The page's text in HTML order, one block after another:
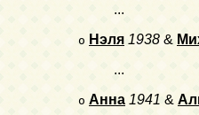
...
o Нэля 1938 &
...
o Анна 1941 &